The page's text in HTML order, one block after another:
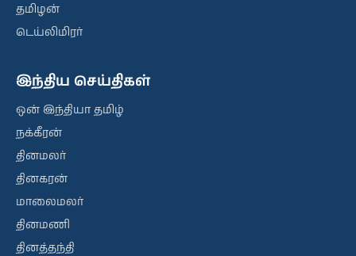
தமிழன்
டெய்லிமிரர்
இந்திய செய்திகள்
ஒன் இந்தியா தமிழ்
நக்கீரன்
தினமலர்
தினகரன்
மாலைமலர்
தினமணி
தினத்தந்தி